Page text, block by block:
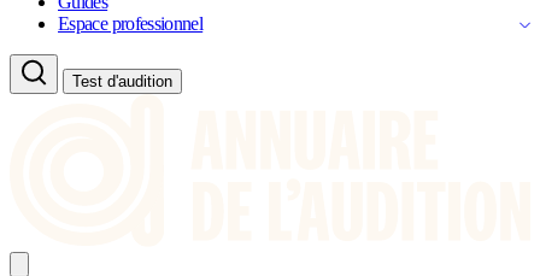
Espace professionnel
Test d'audition